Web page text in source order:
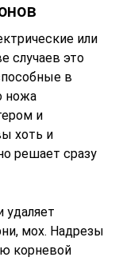
или
случаев это
в
ножа
и
хоть и
решает сразу
удаляет
мох. Надрезы
корневой